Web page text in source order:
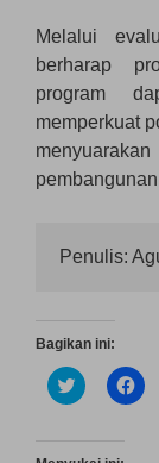
Melalui
berharap
program
memperkuat
Penulis:
Bagikan ini:
K
l
u
K
l